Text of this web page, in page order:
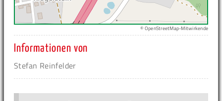
© OpenStreetMap-Mitwirkende
Informationen von
Stefan Reinfelder